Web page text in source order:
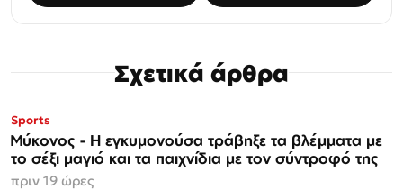
Σχετικά άρθρα
Sports
Μύκονος - Η εγκυμονούσα τράβηξε τα βλέμματα με
το σέξι μαγιό και τα παιχνίδια με τον σύντροφό της
πριν 19 ώρες